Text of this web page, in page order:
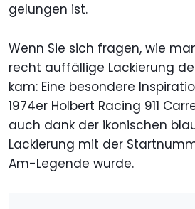
gelungen ist.
Wenn Sie sich fragen, wie
recht auffällige Lackierung
kam: Eine besondere
1974er Holbert Racing 911
auch dank der ikonischen
Lackierung mit der
Am-Legende wurde.